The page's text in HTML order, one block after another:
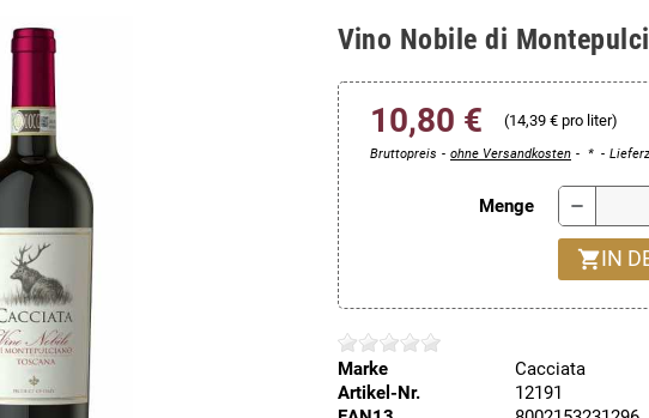
Vino Nobile di
10,80 € (14,39 € pro liter)
Bruttopreis ohne Versandkosten *
Menge remove
shopping_cart IN
Marke
Cacciata
Artikel-Nr.
12191